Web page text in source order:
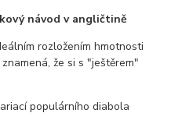
návod v angličtině
rozložením hmotnosti
že si s "ještěrem"
populárního diabola